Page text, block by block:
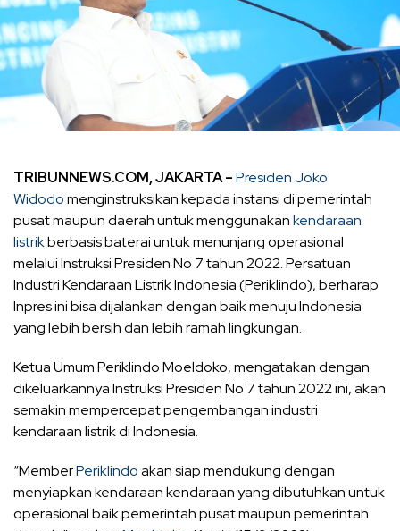
TRIBUNNEWS.COM, JAKARTA –Presiden Joko
Widodomenginstruksikan kepada instansi di pemerintah
pusat maupun daerah untuk menggunakankendaraan
listrikberbasis baterai untuk menunjang operasional
melalui Instruksi Presiden No 7 tahun 2022. Persatuan
Industri Kendaraan Listrik Indonesia (Periklindo), berharap
Inpres ini bisa dijalankan dengan baik menuju Indonesia
yang lebih bersih dan lebih ramah lingkungan.
Ketua Umum Periklindo Moeldoko, mengatakan dengan
dikeluarkannya Instruksi Presiden No 7 tahun 2022 ini, akan
semakin mempercepat pengembangan industri
kendaraan listrik di Indonesia.
“MemberPeriklindoakan siap mendukung dengan
menyiapkan kendaraan kendaraan yang dibutuhkan untuk
operasional baik pemerintah pusat maupun pemerintah